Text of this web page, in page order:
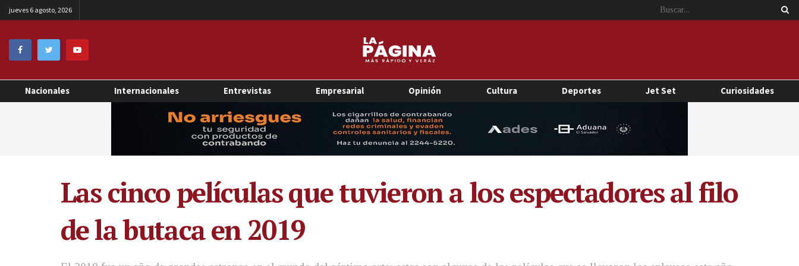
jueves 6 agosto, 2026
Nacionales Internacionales Entrevistas Empresarial Opinión Cultura Deportes Jet Set Curiosidades
Las cinco películas que tuvieron a los espectadores al filo
de la butaca en 2019